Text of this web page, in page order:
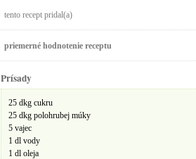
tento recept pridal(a)
priemerné hodnotenie receptu
Prísady
25 dkg cukru
25 dkg polohrubej múky
5 vajec
1 dl vody
1 dl oleja